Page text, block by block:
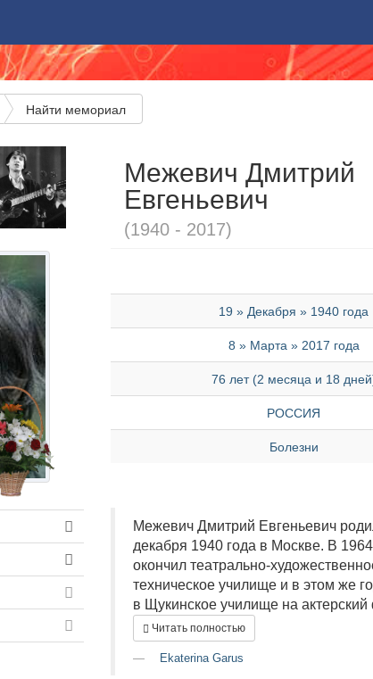
Найти мемориал
Межевич Дмитрий
Евгеньевич
(1940 - 2017)
19 » Декабря » 1940 года
8 » Марта » 2017 года
76 лет (2 месяца и 18
РОССИЯ
Болезни
Межевич Дмитрий Евгеньевич
декабря 1940 года в Москве. В
окончил театрально-
техническое училище и в этом же
в Щукинское училище на актерский
Читать полностью
Ekaterina Garus